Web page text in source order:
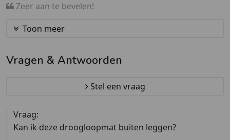
Zeer aan te bevelen!
Toon meer
Vragen & Antwoorden
Stel een vraag
Vraag:
Kan ik deze droogloopmat buiten leggen?